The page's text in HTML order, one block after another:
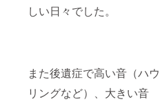
しい日々でした。
また後遺症で高い音（ハウ
リングなど）、大きい音